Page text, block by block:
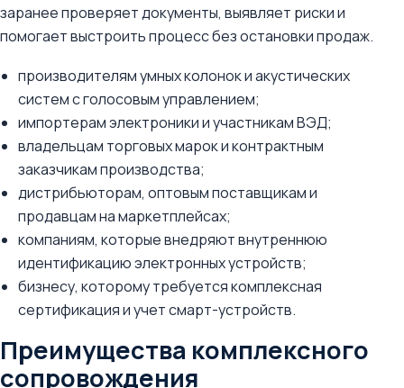
заранее проверяет документы, выявляет риски и
помогает выстроить процесс без остановки продаж.
производителям умных колонок и акустических
систем с голосовым управлением;
импортерам электроники и участникам ВЭД;
владельцам торговых марок и контрактным
заказчикам производства;
дистрибьюторам, оптовым поставщикам и
продавцам на маркетплейсах;
компаниям, которые внедряют внутреннюю
идентификацию электронных устройств;
бизнесу, которому требуется комплексная
сертификация и учет смарт-устройств.
Преимущества комплексного
сопровождения